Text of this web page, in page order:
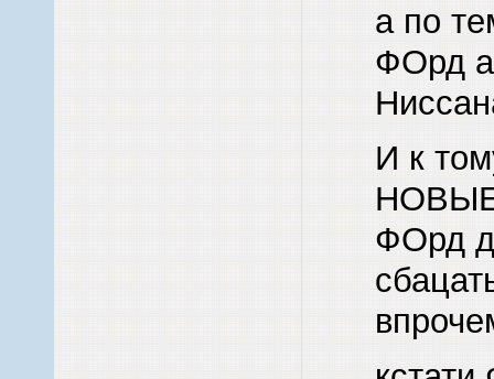
а по
ФОрд
И к
НОВЫЕ
ФОрд